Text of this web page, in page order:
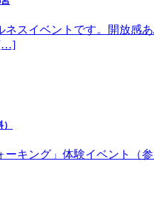
スイベントです。開放感
[…]
キング」体験イベント（